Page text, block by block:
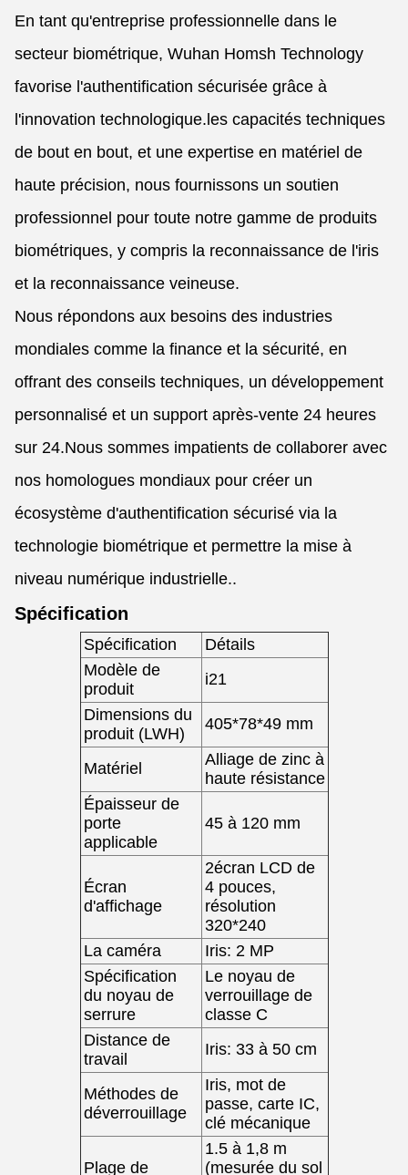
En tant qu'entreprise professionnelle dans le
secteur biométrique, Wuhan Homsh Technology
favorise l'authentification sécurisée grâce à
l'innovation technologique.les capacités techniques
de bout en bout, et une expertise en matériel de
haute précision, nous fournissons un soutien
professionnel pour toute notre gamme de produits
biométriques, y compris la reconnaissance de l'iris
et la reconnaissance veineuse.
Nous répondons aux besoins des industries
mondiales comme la finance et la sécurité, en
offrant des conseils techniques, un développement
personnalisé et un support après-vente 24 heures
sur 24.Nous sommes impatients de collaborer avec
nos homologues mondiaux pour créer un
écosystème d'authentification sécurisé via la
technologie biométrique et permettre la mise à
niveau numérique industrielle..
Spécification
Spécification
Détails
Modèle de
produit
i21
Dimensions du
produit (LWH)
405*78*49 mm
Matériel
Alliage de zinc à
haute résistance
Épaisseur de
porte
applicable
45 à 120 mm
Écran
d'affichage
2écran LCD de
4 pouces,
résolution
320*240
La caméra
Iris: 2 MP
Spécification
du noyau de
serrure
Le noyau de
verrouillage de
classe C
Distance de
travail
Iris: 33 à 50 cm
Méthodes de
déverrouillage
Iris, mot de
passe, carte IC,
clé mécanique
Plage de
1.5 à 1,8 m
(mesurée du sol